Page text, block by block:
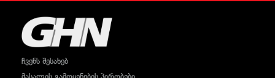
ჩვენს შესახებ